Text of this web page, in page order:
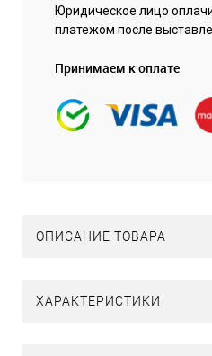
Юридическое лицо
платежом после
Принимаем к оплате
ОПИСАНИЕ ТОВАРА
ХАРАКТЕРИСТИКИ